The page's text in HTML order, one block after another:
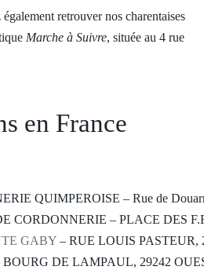
retrouver nos charentaises
Marche à Suivre, située au 4 rue
en France
QUIMPEROISE – Rue de
CORDONNERIE – PLACE DES
GABY– RUE LOUIS PASTEUR,
DE LAMPAUL, 29242